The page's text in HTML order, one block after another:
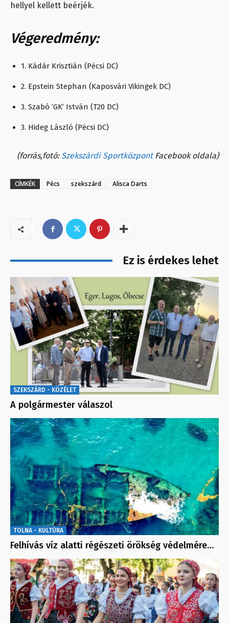
hellyel kellett beérjék.
Végeredmény:
1. Kádár Krisztián (Pécsi DC)
2. Epstein Stephan (Kaposvári Vikingek DC)
3. Szabó ’GK’ István (T20 DC)
3. Hideg László (Pécsi DC)
(forrás,fotó: Szekszárdi Sportközpont Facebook oldala)
CÍMKÉK Pécs szekszárd Alisca Darts
Ez is érdekes lehet
SZEKSZÁRD - KÖZÉLET
A polgármester válaszol
TOLNA - KULTÚRA
Felhívás víz alatti régészeti örökség védelmére…